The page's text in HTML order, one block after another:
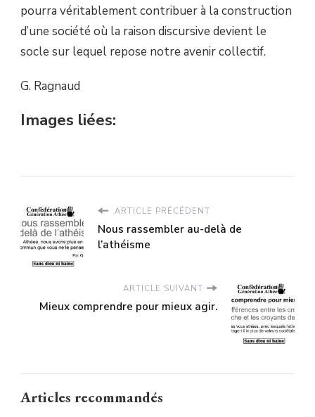
pourra véritablement contribuer à la construction
d’une société où la raison discursive devient le
socle sur lequel repose notre avenir collectif.
G. Ragnaud
Images liées:
ARTICLE PRÉCÉDENT
Nous rassembler au-delà de
l’athéisme
ARTICLE SUIVANT
Mieux comprendre pour mieux agir.
Articles recommandés